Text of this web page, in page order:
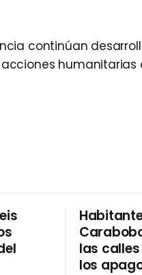
continúan
humanitarias
las
los